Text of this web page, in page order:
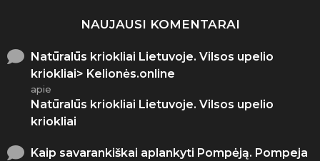
NAUJAUSI KOMENTARAI
Natūralūs kriokliai Lietuvoje. Vilsos upelio
kriokliai> Kelionės.online
apie
Natūralūs kriokliai Lietuvoje. Vilsos upelio
kriokliai
Kaip savarankiškai aplankyti Pompėją. Pompeja